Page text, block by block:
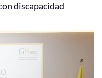
discapacidad